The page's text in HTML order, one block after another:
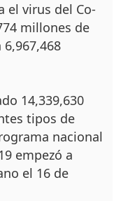
el virus del Co­
millones de
14,339,630
tipos de
na­cional
empezó a
el 16 de